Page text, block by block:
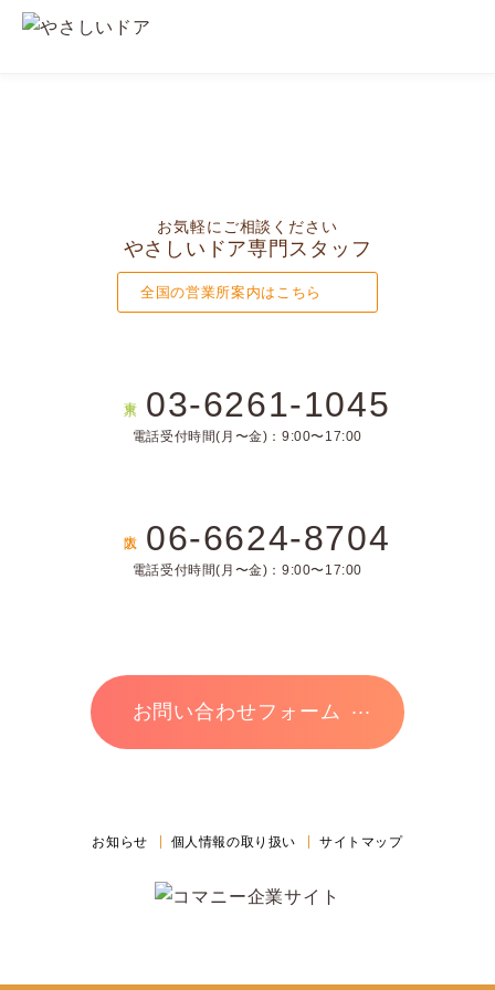
お気軽にご相談ください
やさしいドア専門スタッフ
全国の営業所案内はこちら
03-6261-1045
電話受付時間(月〜金)：9:00〜17:00
06-6624-8704
電話受付時間(月〜金)：9:00〜17:00
お問い合わせフォーム
お知らせ 個人情報の取り扱い サイトマップ